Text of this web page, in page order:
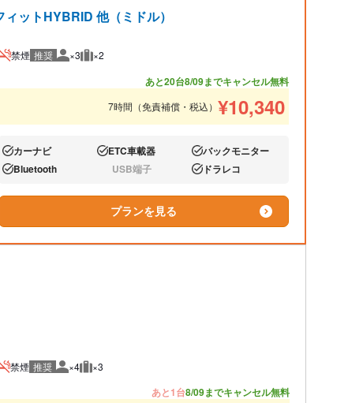
ットHYBRID 他（ミドル）
禁煙 推奨 推奨人数
×3 推奨荷物
×2
あと20台8/09までキャンセル無料
7時間（免責補償・税込） ¥10,340
あり:カーナビ あり:ETC車載器 あり:バックモニター
あり:Bluetooth なし:USB端子 あり:ドラレコ
プランを見る
禁煙 推奨 推奨人数
×4 推奨荷物
×3
あと1台8/09までキャンセル無料